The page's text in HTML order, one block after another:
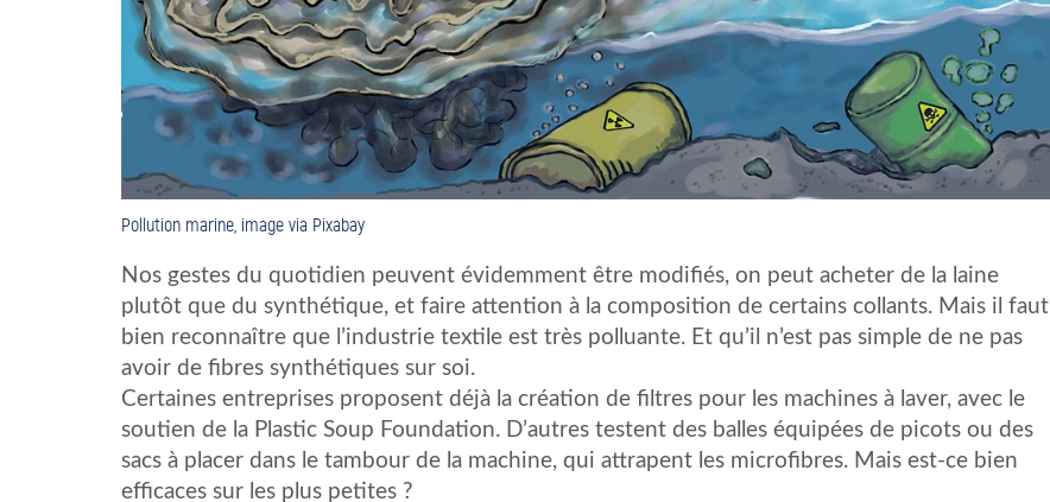
Pollution marine, image via Pixabay
Nos gestes du quotidien peuvent évidemment être modifiés, on peut acheter de la laine
plutôt que du synthétique, et faire attention à la composition de certains collants. Mais il faut
bien reconnaître que l’industrie textile est très polluante. Et qu’il n’est pas simple de ne pas
avoir de fibres synthétiques sur soi.
Certaines entreprises proposent déjà la création de filtres pour les machines à laver, avec le
soutien de la Plastic Soup Foundation. D’autres testent des balles équipées de picots ou des
sacs à placer dans le tambour de la machine, qui attrapent les microfibres. Mais est-ce bien
efficaces sur les plus petites ?